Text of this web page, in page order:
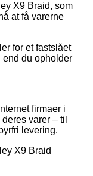
X9 Braid, som
at få varerne
for et fastslået
du opholder
firmaer i
varer – til
levering.
X9 Braid